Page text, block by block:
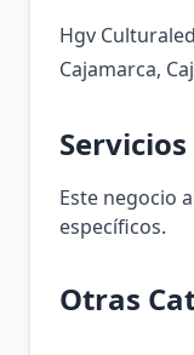
Hgv
Cajamarca,
Este negocio
específicos.
Otras